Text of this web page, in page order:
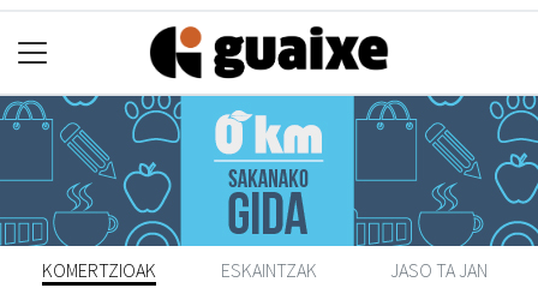
KOMERTZIOAK ESKAINTZAK JASO TA JAN